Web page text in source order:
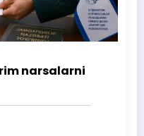
narsalarni